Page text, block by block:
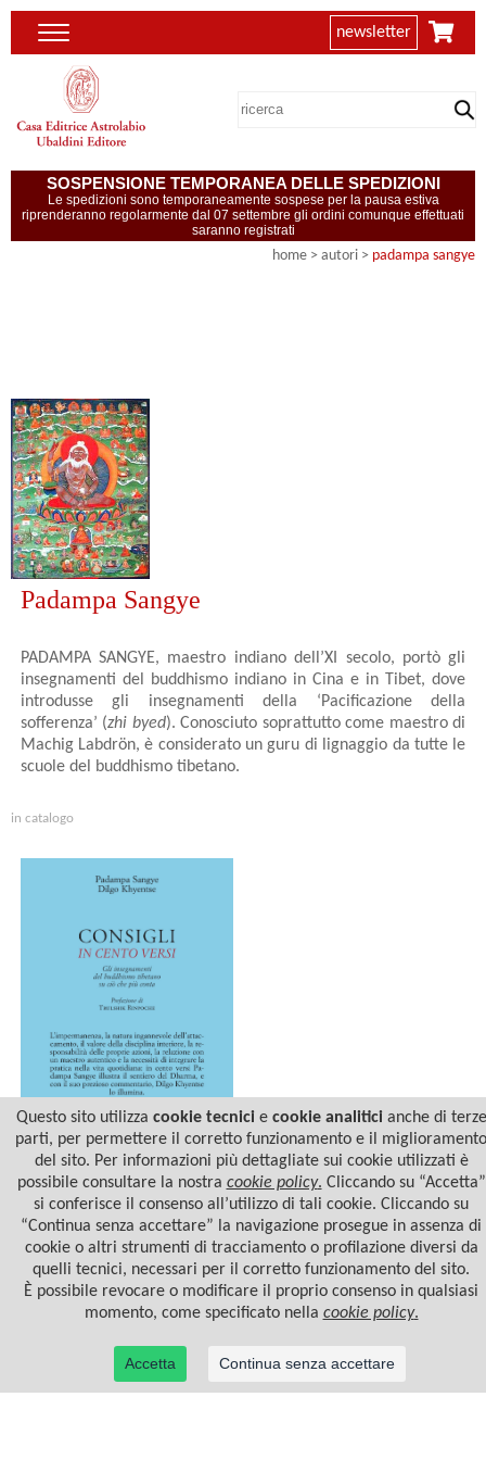
newsletter
SOSPENSIONE TEMPORANEA DELLE SPEDIZIONI
Le spedizioni sono temporaneamente sospese per la pausa estiva
riprenderanno regolarmente dal 07 settembre gli ordini comunque effettuati
saranno registrati
home > autori > padampa sangye
Padampa Sangye
PADAMPA SANGYE, maestro indiano dell’XI secolo, portò gli
insegnamenti del buddhismo indiano in Cina e in Tibet, dove
introdusse gli insegnamenti della ‘Pacificazione della
sofferenza’ (zhi byed). Conosciuto soprattutto come maestro di
Machig Labdrön, è considerato un guru di lignaggio da tutte le
scuole del buddhismo tibetano.
in catalogo
CONSIGLI IN CENTO VERSI
Questo sito utilizza cookie tecnicie cookie analiticianche di terze
parti, per permettere il corretto funzionamento e il miglioramento
del sito. Per informazioni più dettagliate sui cookie utilizzati è
possibile consultare la nostra cookie policy. Cliccando su “Accetta”
si conferisce il consenso all’utilizzo di tali cookie. Cliccando su
“Continua senza accettare” la navigazione prosegue in assenza di
cookie o altri strumenti di tracciamento o profilazione diversi da
quelli tecnici, necessari per il corretto funzionamento del sito.
È possibile revocare o modificare il proprio consenso in qualsiasi
momento, come specificato nella cookie policy.
Accetta Continua senza accettare